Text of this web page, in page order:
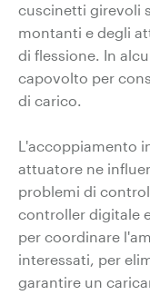
cuscinetti girevoli
montanti e degli
di flessione. In
capovolto per
di carico.
L'accoppiamento
attuatore ne
problemi di
controller digitale
per coordinare
interessati, per
garantire un